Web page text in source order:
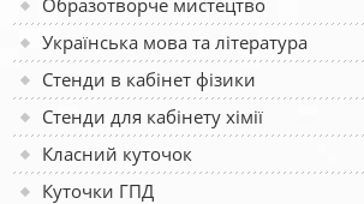
Українська мова та література
Стенди в кабінет фізики
Стенди для кабінету хімії
Класний куточок
Куточки ГПД